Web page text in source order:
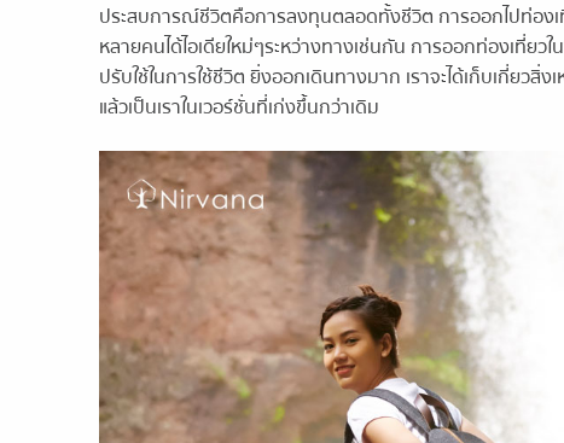
ประสบการณ์ชีวิตคือการลงทุนตลอดทั้งชีวิต การออกไปท่อ
หลายคนได้ไอเดียใหม่ๆระหว่างทางเช่นกัน การออกท่องเที่ย
ปรับใช้ในการใช้ชีวิต ยิ่งออกเดินทางมาก เราจะได้เก็บเกี่ยวสิ่
แล้วเป็นเราในเวอร์ชั่นที่เก่งขึ้นกว่าเดิม